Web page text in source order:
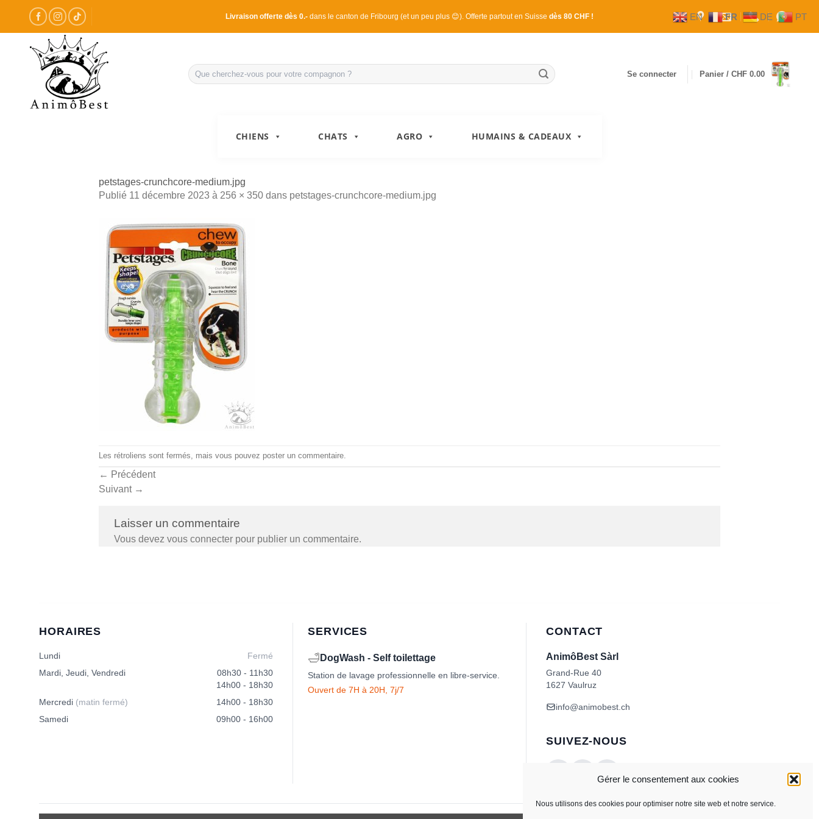
Gérer le consentement aux cookies
Nous utilisons des cookies pour optimiser notre site web et notre service.
contenu
Livraison offerte dès 0.- dans le canton de Fribourg (et un peu plus 😊). Offerte partout en Suisse dès 80 CHF !
Recherche
pour :
Se connecter Panier / CHF 0.00
CHIENS CHATS AGRO HUMAINS & CADEAUX
petstages-crunchcore-medium.jpg
Publié 11 décembre 2023 à 256 × 350 dans petstages-crunchcore-medium.jpg
Les rétroliens sont fermés, mais vous pouvez poster un commentaire.
← Précédent
Suivant →
Laisser un commentaire
Vous devez vous connecter pour publier un commentaire.
HORAIRES
Lundi
Fermé
Mardi, Jeudi, Vendredi
08h30 - 11h30
14h00 - 18h30
Mercredi (matin fermé)
14h00 - 18h30
Samedi
09h00 - 16h00
SERVICES
🛁 DogWash - Self toilettage
Station de lavage professionnelle en libre-service.
Ouvert de 7H à 20H, 7j/7
CONTACT
AnimôBest Sàrl
Grand-Rue 40
1627 Vaulruz
info@animobest.ch
SUIVEZ-NOUS
EN FR DE PT